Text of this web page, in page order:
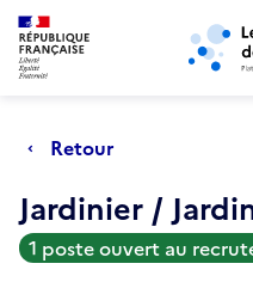
Aller au menu principal Aller
Retour
Jardinier /
1 poste ouvert au
Retour au début de la page
Panneau de gestion des